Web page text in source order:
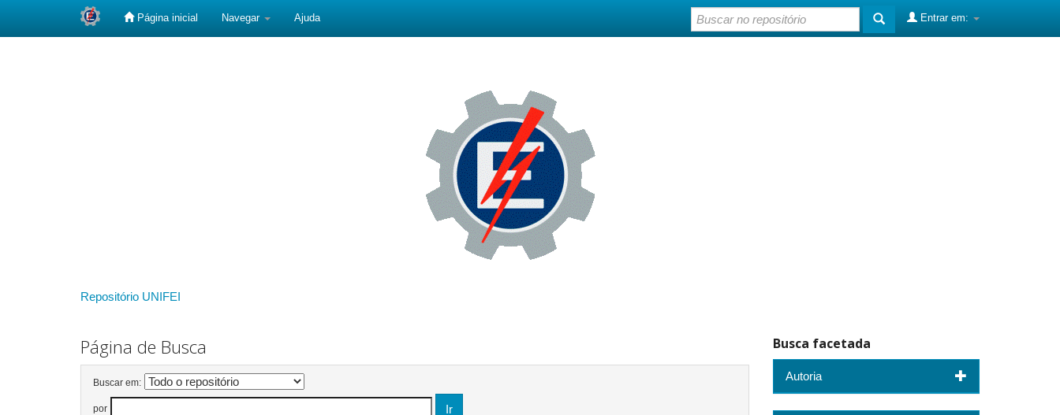
Página inicial Navegar Ajuda Entrar em:
Repositório UNIFEI
Página de Busca
Buscar em:
por
Busca facetada
Autoria